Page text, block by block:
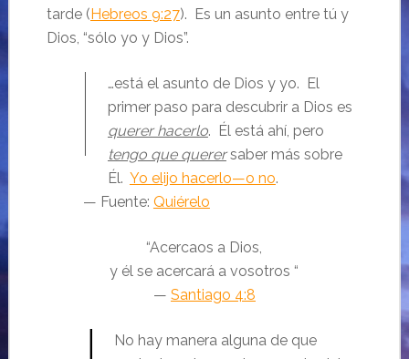
tarde ( Hebreos 9:27). Es un asunto entre tú y
Dios, “sólo yo y Dios”.
…está el asunto de Dios y yo. El
primer paso para descubrir a Dios es
querer hacerlo. Él está ahí, pero
tengo que querersaber más sobre
Él. Yo elijo hacerlo—o no.
— Fuente: Quiérelo
“Acercaos a Dios,
y él se acercará a vosotros “
— Santiago 4:8
No hay manera alguna de que